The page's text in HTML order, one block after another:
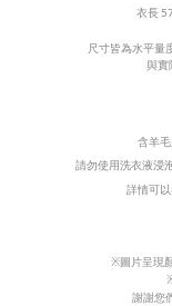
衣長
尺寸皆為水平量
與實
含羊
請勿使用洗衣液浸
詳情可
※圖片呈現
謝謝您